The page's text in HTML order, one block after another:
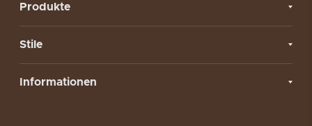
Produkte
Stile
Informationen